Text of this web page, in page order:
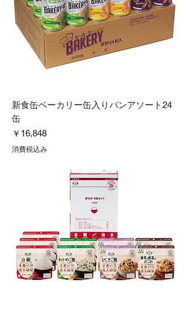
新食缶ベーカリー缶入りパンアソート24
缶
価格
￥16,848
消費税込み